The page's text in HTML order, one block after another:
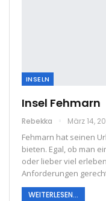
INSELN
Insel Fehmarn
Rebekka März 14,
Fehmarn hat seinen
bieten. Egal, ob man
oder lieber viel
Anforderungen
WEITERLESEN...